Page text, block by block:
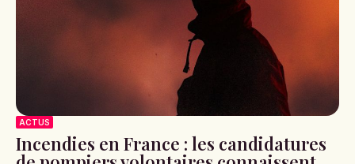
ACTUS
Incendies en France : les candidatures